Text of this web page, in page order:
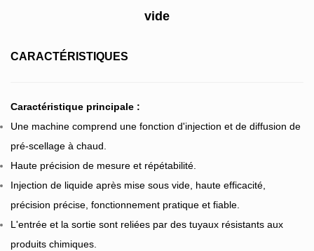
vide
CARACTÉRISTIQUES
Caractéristique principale :
Une machine comprend une fonction d'injection et de diffusion de
pré-scellage à chaud.
Haute précision de mesure et répétabilité.
Injection de liquide après mise sous vide, haute efficacité,
précision précise, fonctionnement pratique et fiable.
L'entrée et la sortie sont reliées par des tuyaux résistants aux
produits chimiques.